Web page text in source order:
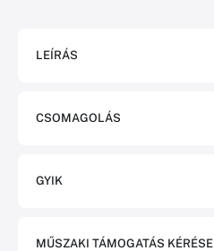
LEÍRÁS
CSOMAGOLÁS
GYIK
MŰSZAKI TÁMOGATÁS KÉRÉSE